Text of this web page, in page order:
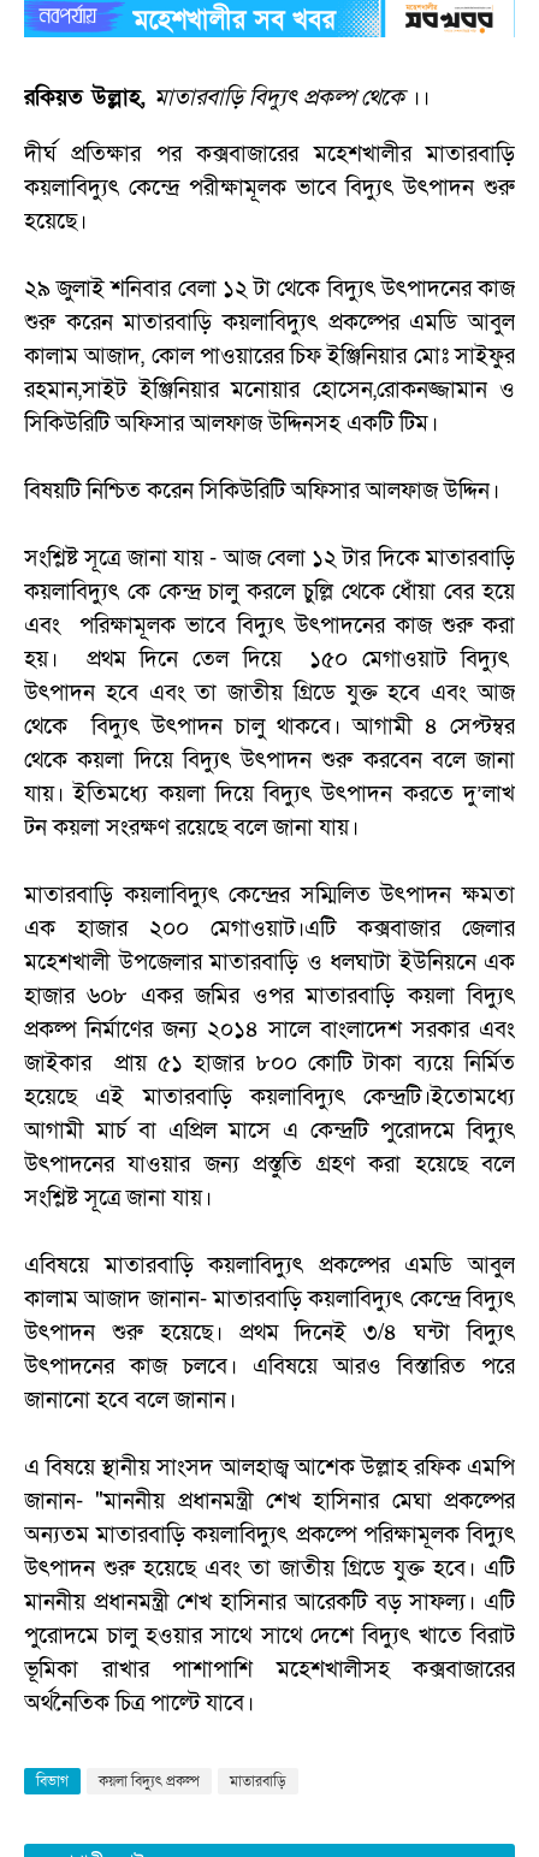
রকিয়ত উল্লাহ, মাতারবাড়ি বিদ্যুৎ প্রকল্প থেকে ।।
দীর্ঘ প্রতিক্ষার পর কক্সবাজারের মহেশখালীর মাতারবাড়ি
কয়লাবিদ্যুৎ কেন্দ্রে পরীক্ষামূলক ভাবে বিদ্যুৎ উৎপাদন শুরু
হয়েছে।
২৯ জুলাই শনিবার বেলা ১২ টা থেকে বিদ্যুৎ উৎপাদনের কাজ
শুরু করেন মাতারবাড়ি কয়লাবিদ্যুৎ প্রকল্পের এমডি আবুল
কালাম আজাদ, কোল পাওয়ারের চিফ ইঞ্জিনিয়ার মোঃ সাইফুর
রহমান,সাইট ইঞ্জিনিয়ার মনোয়ার হোসেন,রোকনজ্জামান ও
সিকিউরিটি অফিসার আলফাজ উদ্দিনসহ একটি টিম।
বিষয়টি নিশ্চিত করেন সিকিউরিটি অফিসার আলফাজ উদ্দিন।
সংশ্লিষ্ট সূত্রে জানা যায় - আজ বেলা ১২ টার দিকে মাতারবাড়ি
কয়লাবিদ্যুৎ কে কেন্দ্র চালু করলে চুল্লি থেকে ধোঁয়া বের হয়ে
এবং পরিক্ষামূলক ভাবে বিদ্যুৎ উৎপাদনের কাজ শুরু করা
হয়। প্রথম দিনে তেল দিয়ে ১৫০ মেগাওয়াট বিদ্যুৎ
উৎপাদন হবে এবং তা জাতীয় গ্রিডে যুক্ত হবে এবং আজ
থেকে বিদ্যুৎ উৎপাদন চালু থাকবে। আগামী ৪ সেপ্টম্বর
থেকে কয়লা দিয়ে বিদ্যুৎ উৎপাদন শুরু করবেন বলে জানা
যায়। ইতিমধ্যে কয়লা দিয়ে বিদ্যুৎ উৎপাদন করতে দু’লাখ
টন কয়লা সংরক্ষণ রয়েছে বলে জানা যায়।
মাতারবাড়ি কয়লাবিদ্যুৎ কেন্দ্রের সম্মিলিত উৎপাদন ক্ষমতা
এক হাজার ২০০ মেগাওয়াট।এটি কক্সবাজার জেলার
মহেশখালী উপজেলার মাতারবাড়ি ও ধলঘাটা ইউনিয়নে এক
হাজার ৬০৮ একর জমির ওপর মাতারবাড়ি কয়লা বিদ্যুৎ
প্রকল্প নির্মাণের জন্য ২০১৪ সালে বাংলাদেশ সরকার এবং
জাইকার প্রায় ৫১ হাজার ৮০০ কোটি টাকা ব্যয়ে নির্মিত
হয়েছে এই মাতারবাড়ি কয়লাবিদ্যুৎ কেন্দ্রটি।ইতোমধ্যে
আগামী মার্চ বা এপ্রিল মাসে এ কেন্দ্রটি পুরোদমে বিদ্যুৎ
উৎপাদনের যাওয়ার জন্য প্রস্তুতি গ্রহণ করা হয়েছে বলে
সংশ্লিষ্ট সূত্রে জানা যায়।
এবিষয়ে মাতারবাড়ি কয়লাবিদ্যুৎ প্রকল্পের এমডি আবুল
কালাম আজাদ জানান- মাতারবাড়ি কয়লাবিদ্যুৎ কেন্দ্রে বিদ্যুৎ
উৎপাদন শুরু হয়েছে। প্রথম দিনেই ৩/৪ ঘন্টা বিদ্যুৎ
উৎপাদনের কাজ চলবে। এবিষয়ে আরও বিস্তারিত পরে
জানানো হবে বলে জানান।
এ বিষয়ে স্থানীয় সাংসদ আলহাজ্ব আশেক উল্লাহ রফিক এমপি
জানান- "মাননীয় প্রধানমন্ত্রী শেখ হাসিনার মেঘা প্রকল্পের
অন্যতম মাতারবাড়ি কয়লাবিদ্যুৎ প্রকল্পে পরিক্ষামূলক বিদ্যুৎ
উৎপাদন শুরু হয়েছে এবং তা জাতীয় গ্রিডে যুক্ত হবে। এটি
মাননীয় প্রধানমন্ত্রী শেখ হাসিনার আরেকটি বড় সাফল্য। এটি
পুরোদমে চালু হওয়ার সাথে সাথে দেশে বিদ্যুৎ খাতে বিরাট
ভূমিকা রাখার পাশাপাশি মহেশখালীসহ কক্সবাজারের
অর্থনৈতিক চিত্র পাল্টে যাবে।
বিভাগ কয়লা বিদ্যুৎ প্রকল্প মাতারবাড়ি